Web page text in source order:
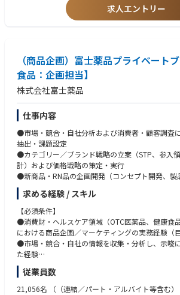
・LINEでのCRM経験のある方
・自ら課題を発見し、組織に対して提案を行える
さん持っている方
・現状維持ではなく新しいことを構築していきた
求人エントリー
（商品企画）富士薬品プライベート
食品：企画担当】
株式会社富士薬品
仕事内容
●市場・競合・自社分析および消費者・顧客調査
抽出・課題設定
●カテゴリー／ブランド戦略の立案（STP、参入
計）および価格戦略の策定・実行
●新商品・RN品の企画開発（コンセプト開発、製
発、原価低減検討）および既存商品の改善・ライ
●発売プランの策定・進捗管理と、広告宣伝／販
ーション設計・調整
●商品別の売上予測・実績モニタリング、商品PL
Iの設計・トラッキング
●生産事業本部・信頼性保証本部・外部サプライ
でのプロジェクト推進（PDCA運用、レビュー＆ラ
求める経験 / スキル
【必須条件】
●消費財・ヘルスケア領域（OTC医薬品、健康食
における商品企画／マーケティングの実務経験（
●市場・競合・自社の情報を収集・分析し、示唆
た経験
●消費者・顧客調査（定量・定性いずれか）の設
●関係部門との合意形成を行いながら推進した経験
●数値管理スキル（売上予測、KPI管理、商品PL
従業員数
21,056名 （（連結／パート・アルバイト等含む